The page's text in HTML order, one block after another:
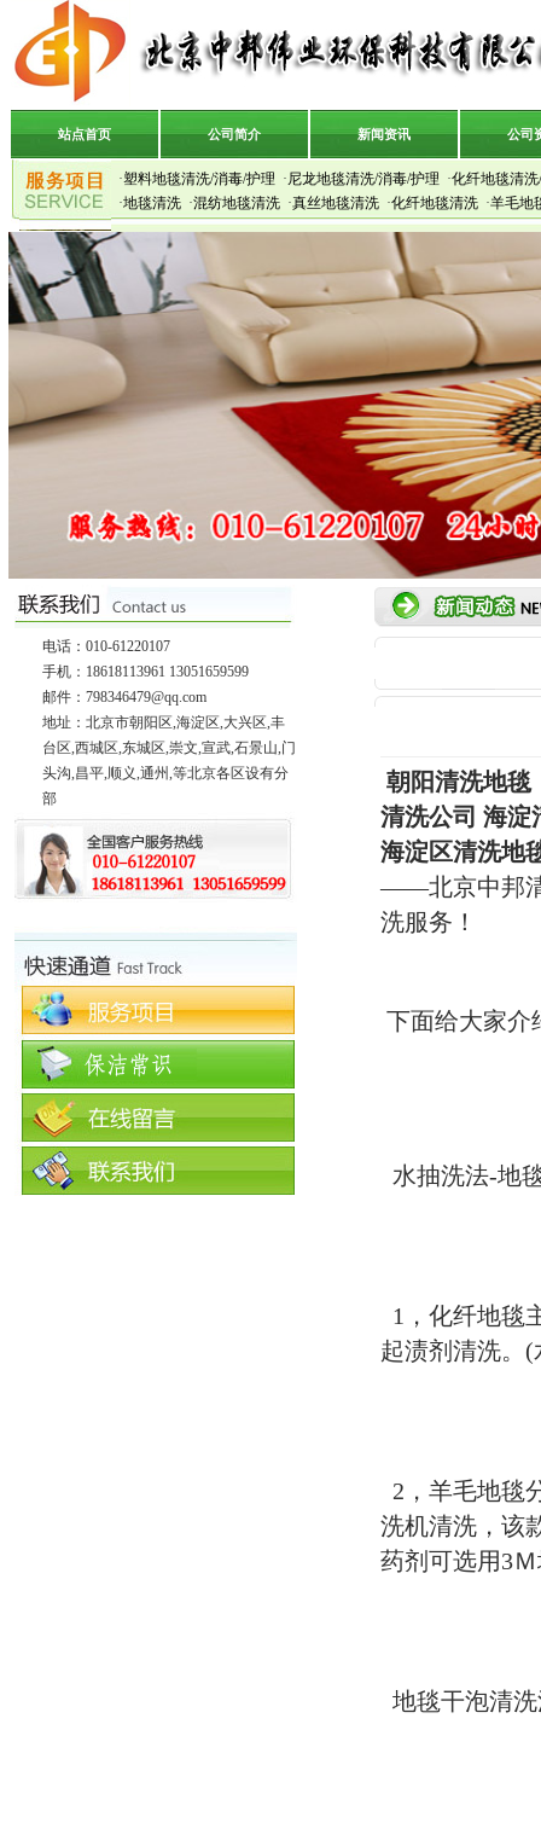
站点首页 公司简介 新闻资讯 公司
·塑料地毯清洗/消毒/护理 ·尼龙地毯清洗/消毒/护理 ·化纤地毯清
·地毯清洗·混纺地毯清洗·真丝地毯清洗·化纤地毯清洗·羊毛地
电话：010-61220107
手机：18618113961 13051659599
邮件：798346479@qq.com
地址：北京市朝阳区,海淀区,大兴区,丰
台区,西城区,东城区,崇文,宣武,石景山,门
头沟,昌平,顺义,通州,等北京各区设有分
部
朝阳清洗地毯
清洗公司 海淀
海淀区清洗地
——北京中邦清
洗服务！
下面给大家介
水抽洗法-地
1，化纤地毯
起渍剂清洗。
2，羊毛地毯
洗机清洗，该
药剂可选用3
地毯干泡清